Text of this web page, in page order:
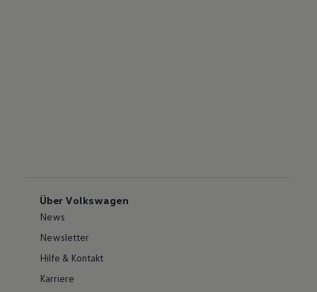
Über Volkswagen
News
Newsletter
Hilfe & Kontakt
Karriere